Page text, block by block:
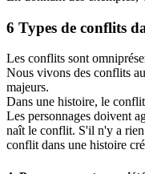
6 Types de conflits
Les conflits sont
Nous vivons des conflits
majeurs.
Dans une histoire, le
Les personnages doivent
naît le conflit. S'il n'y a
conflit dans une histoire